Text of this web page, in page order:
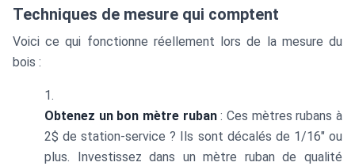
Techniques de mesure qui comptent
Voici ce qui fonctionne réellement lors de la mesure du
bois :
Obtenez un bon mètre ruban: Ces mètres rubans à
2$ de station-service ? Ils sont décalés de 1/16" ou
plus. Investissez dans un mètre ruban de qualité